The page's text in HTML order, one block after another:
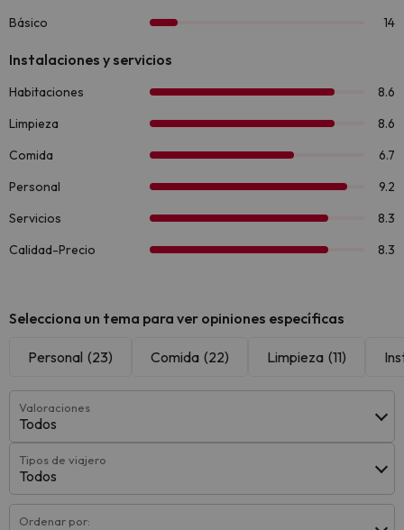
Selecciona un tema para ver opiniones específicas
Personal (23) Comida (22) Limpieza (11)
Valoraciones
Todos
Tipos de viajero
Todos
Ordenar por: